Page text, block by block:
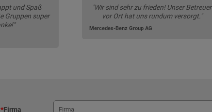
und Spaß
Gruppen super
"Wir sind sehr zu frieden! Unser Betreuer
vor Ort hat uns rundum versorgt."
Mercedes-Benz Group AG
*Firma